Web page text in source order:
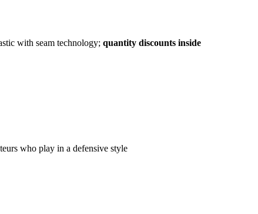
with seam technology; quantity discounts inside
who play in a defensive style